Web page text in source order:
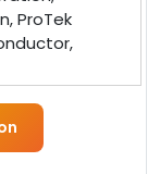
ProTek